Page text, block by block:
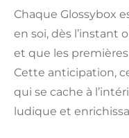
Chaque Glossybox
en soi, dès l’instant
et que les
Cette anticipation,
qui se cache à
ludique et